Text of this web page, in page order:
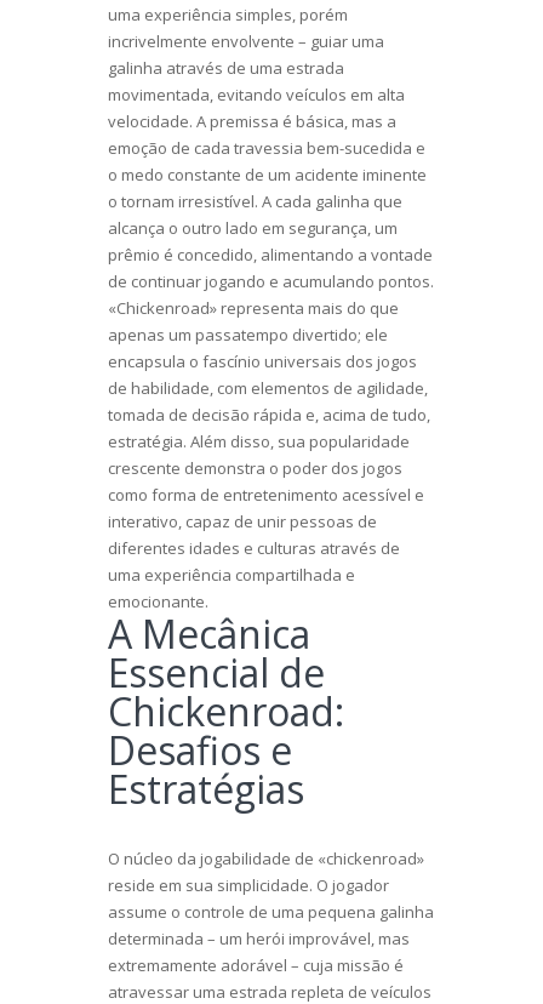
uma experiência simples, porém
incrivelmente envolvente – guiar uma
galinha através de uma estrada
movimentada, evitando veículos em alta
velocidade. A premissa é básica, mas a
emoção de cada travessia bem-sucedida e
o medo constante de um acidente iminente
o tornam irresistível. A cada galinha que
alcança o outro lado em segurança, um
prêmio é concedido, alimentando a vontade
de continuar jogando e acumulando pontos.
«Chickenroad» representa mais do que
apenas um passatempo divertido; ele
encapsula o fascínio universais dos jogos
de habilidade, com elementos de agilidade,
tomada de decisão rápida e, acima de tudo,
estratégia. Além disso, sua popularidade
crescente demonstra o poder dos jogos
como forma de entretenimento acessível e
interativo, capaz de unir pessoas de
diferentes idades e culturas através de
uma experiência compartilhada e
emocionante.
A Mecânica
Essencial de
Chickenroad:
Desafios e
Estratégias
O núcleo da jogabilidade de «chickenroad»
reside em sua simplicidade. O jogador
assume o controle de uma pequena galinha
determinada – um herói improvável, mas
extremamente adorável – cuja missão é
atravessar uma estrada repleta de veículos